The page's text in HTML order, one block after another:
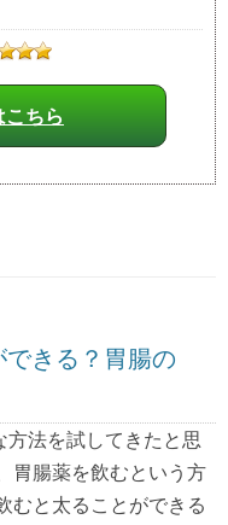
ちら
きる？胃腸の
法を試してきたと思
胃腸薬を飲むという方
むと太ることができる